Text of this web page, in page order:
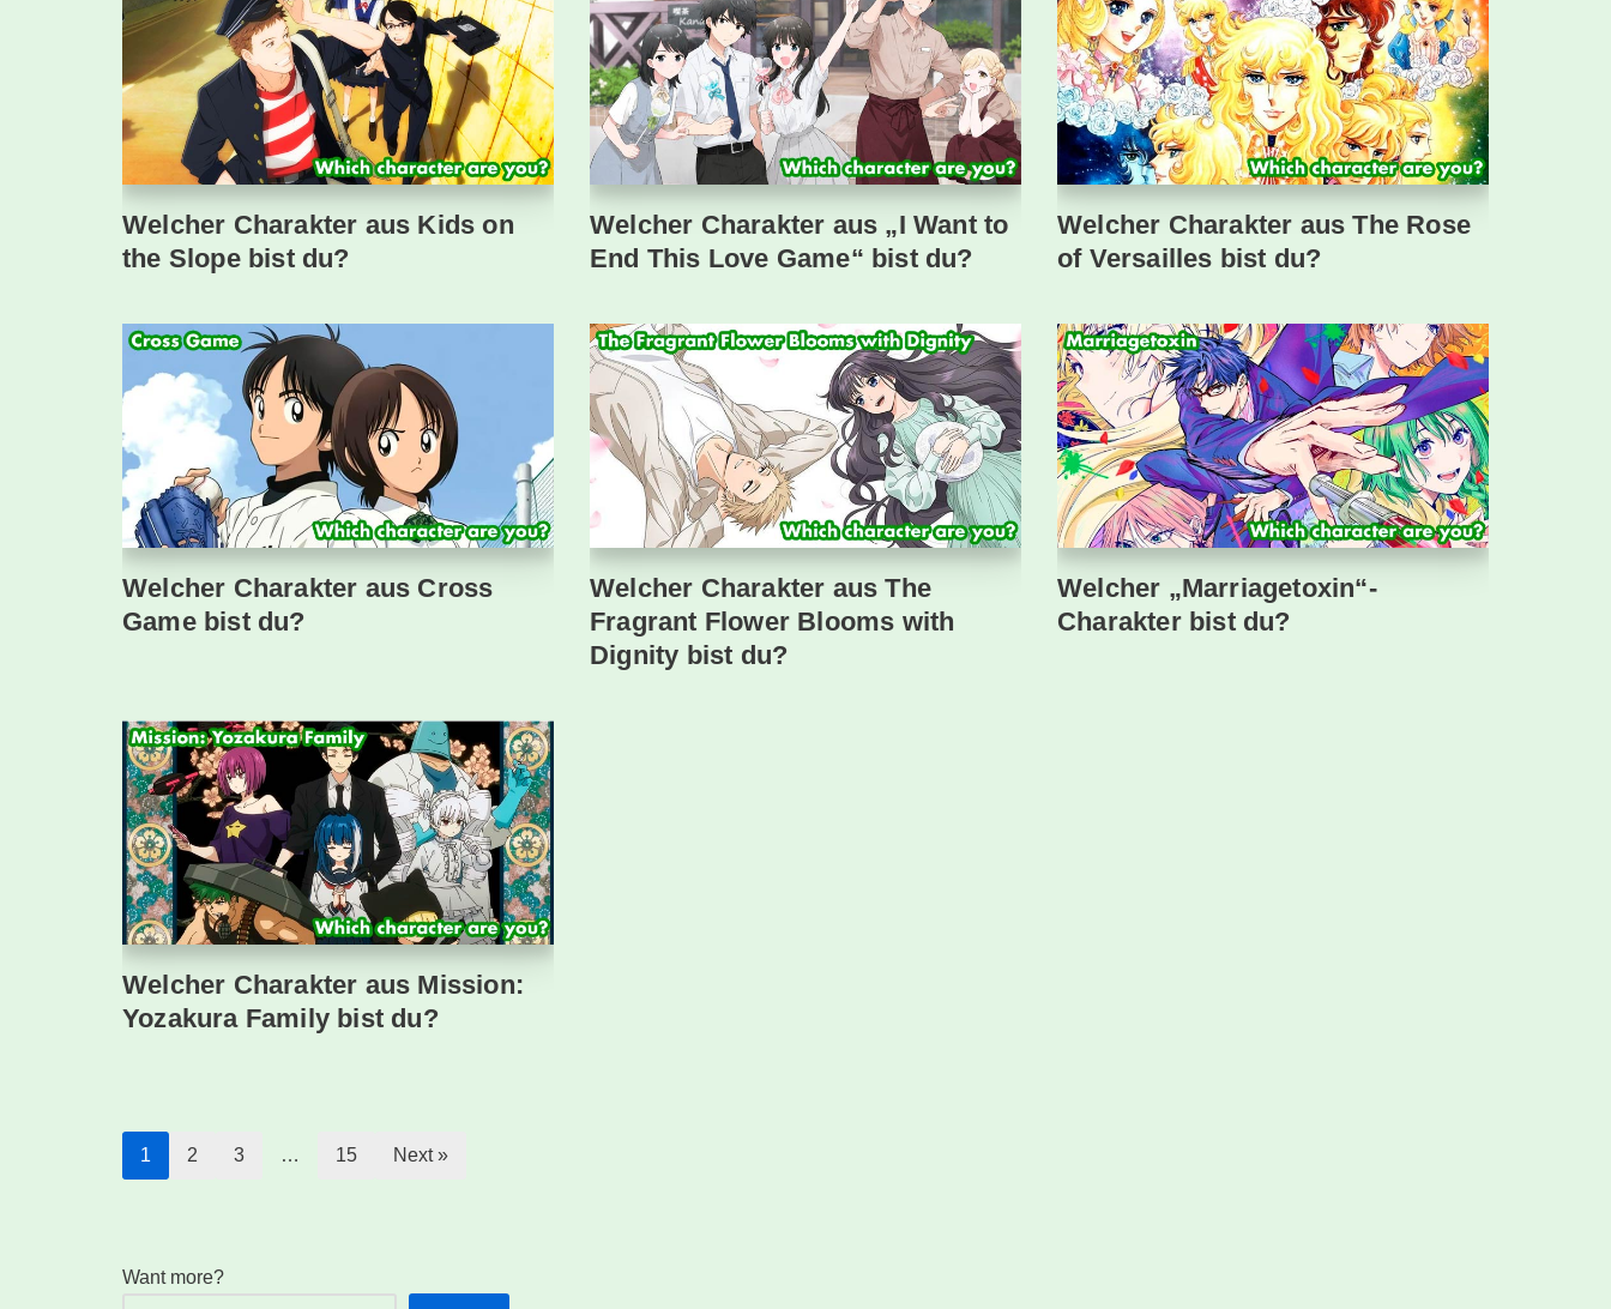
Welcher Charakter aus Kids on
the Slope bist du?
Welcher Charakter aus „I Want to
End This Love Game“ bist du?
Welcher Charakter aus The Rose
of Versailles bist du?
Welcher Charakter aus Cross
Game bist du?
Welcher Charakter aus The
Fragrant Flower Blooms with
Dignity bist du?
Welcher „Marriagetoxin“-
Charakter bist du?
Welcher Charakter aus Mission:
Yozakura Family bist du?
1 2 3 … 15 Next »
Want more?